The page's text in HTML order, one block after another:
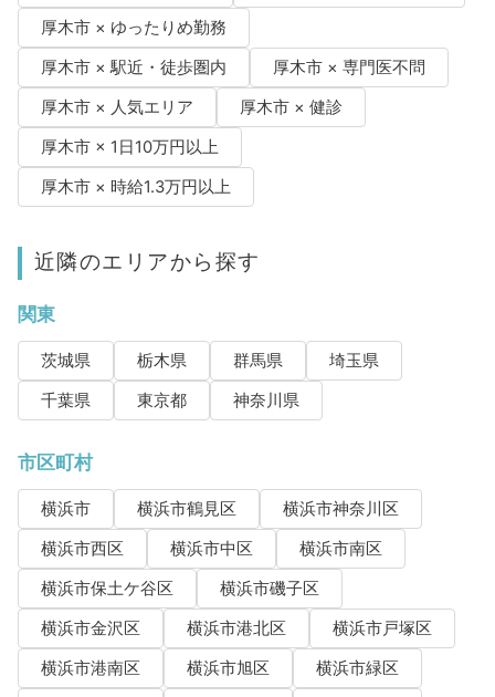
厚木市 × ゆったりめ勤務
厚木市 × 駅近・徒歩圏内
厚木市 × 専門医不問
厚木市 × 人気エリア
厚木市 × 健診
厚木市 × 1日10万円以上
厚木市 × 時給1.3万円以上
近隣のエリアから探す
関東
茨城県 栃木県 群馬県
埼玉県
千葉県
東京都 神奈川県
市区町村
横浜市 横浜市鶴見区
横浜市神奈川区
横浜市西区
横浜市中区
横浜市南区
横浜市保土ケ谷区
横浜市磯子区
横浜市金沢区
横浜市港北区
横浜市戸塚区
横浜市港南区
横浜市旭区
横浜市緑区